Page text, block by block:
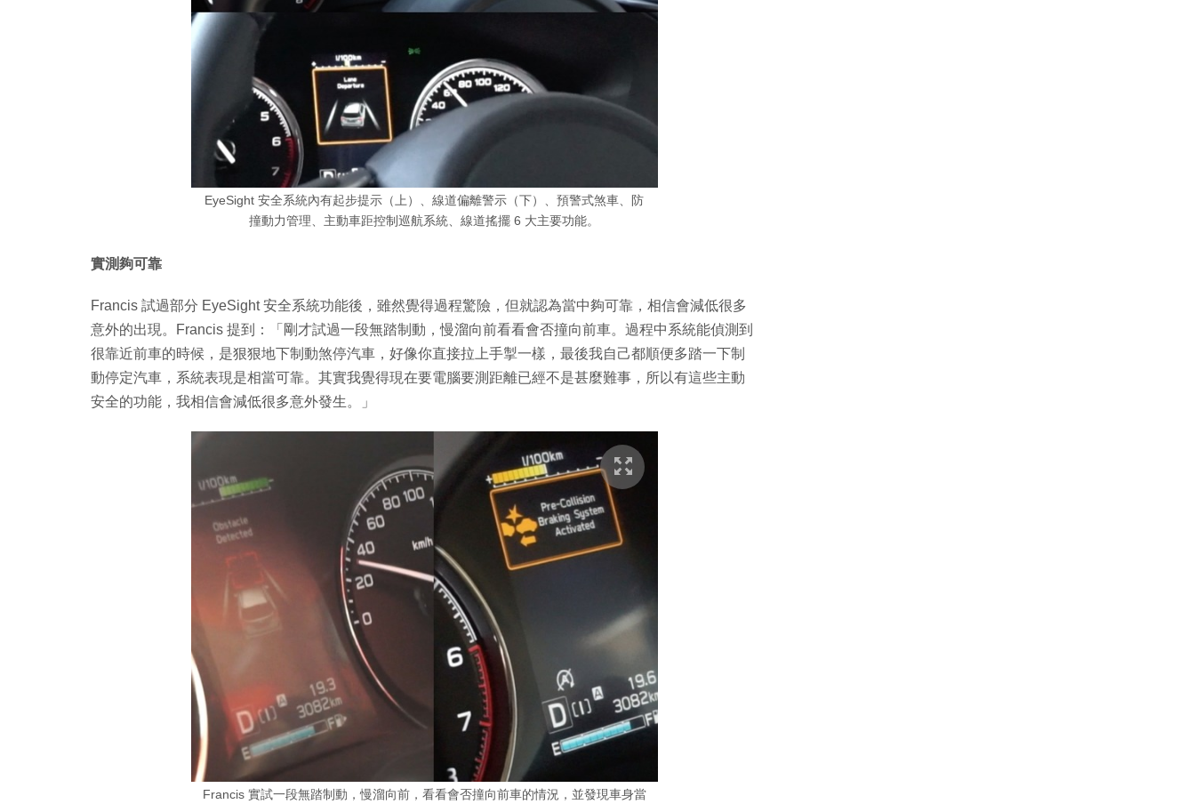
EyeSight 安全系統內有起步提示（上）、線道偏離警示（下）、預警式煞車、防
撞動力管理、主動車距控制巡航系統、線道搖擺 6 大主要功能。
實測夠可靠
Francis 試過部分 EyeSight 安全系統功能後，雖然覺得過程驚險，但就認為當中夠可靠，相信會減低很多
意外的出現。Francis 提到：「剛才試過一段無踏制動，慢溜向前看看會否撞向前車。過程中系統能偵測到
很靠近前車的時候，是狠狠地下制動煞停汽車，好像你直接拉上手掣一樣，最後我自己都順便多踏一下制
動停定汽車，系統表現是相當可靠。其實我覺得現在要電腦要測距離已經不是甚麼難事，所以有這些主動
安全的功能，我相信會減低很多意外發生。」
Francis 實試一段無踏制動，慢溜向前，看看會否撞向前車的情況，並發現車身當